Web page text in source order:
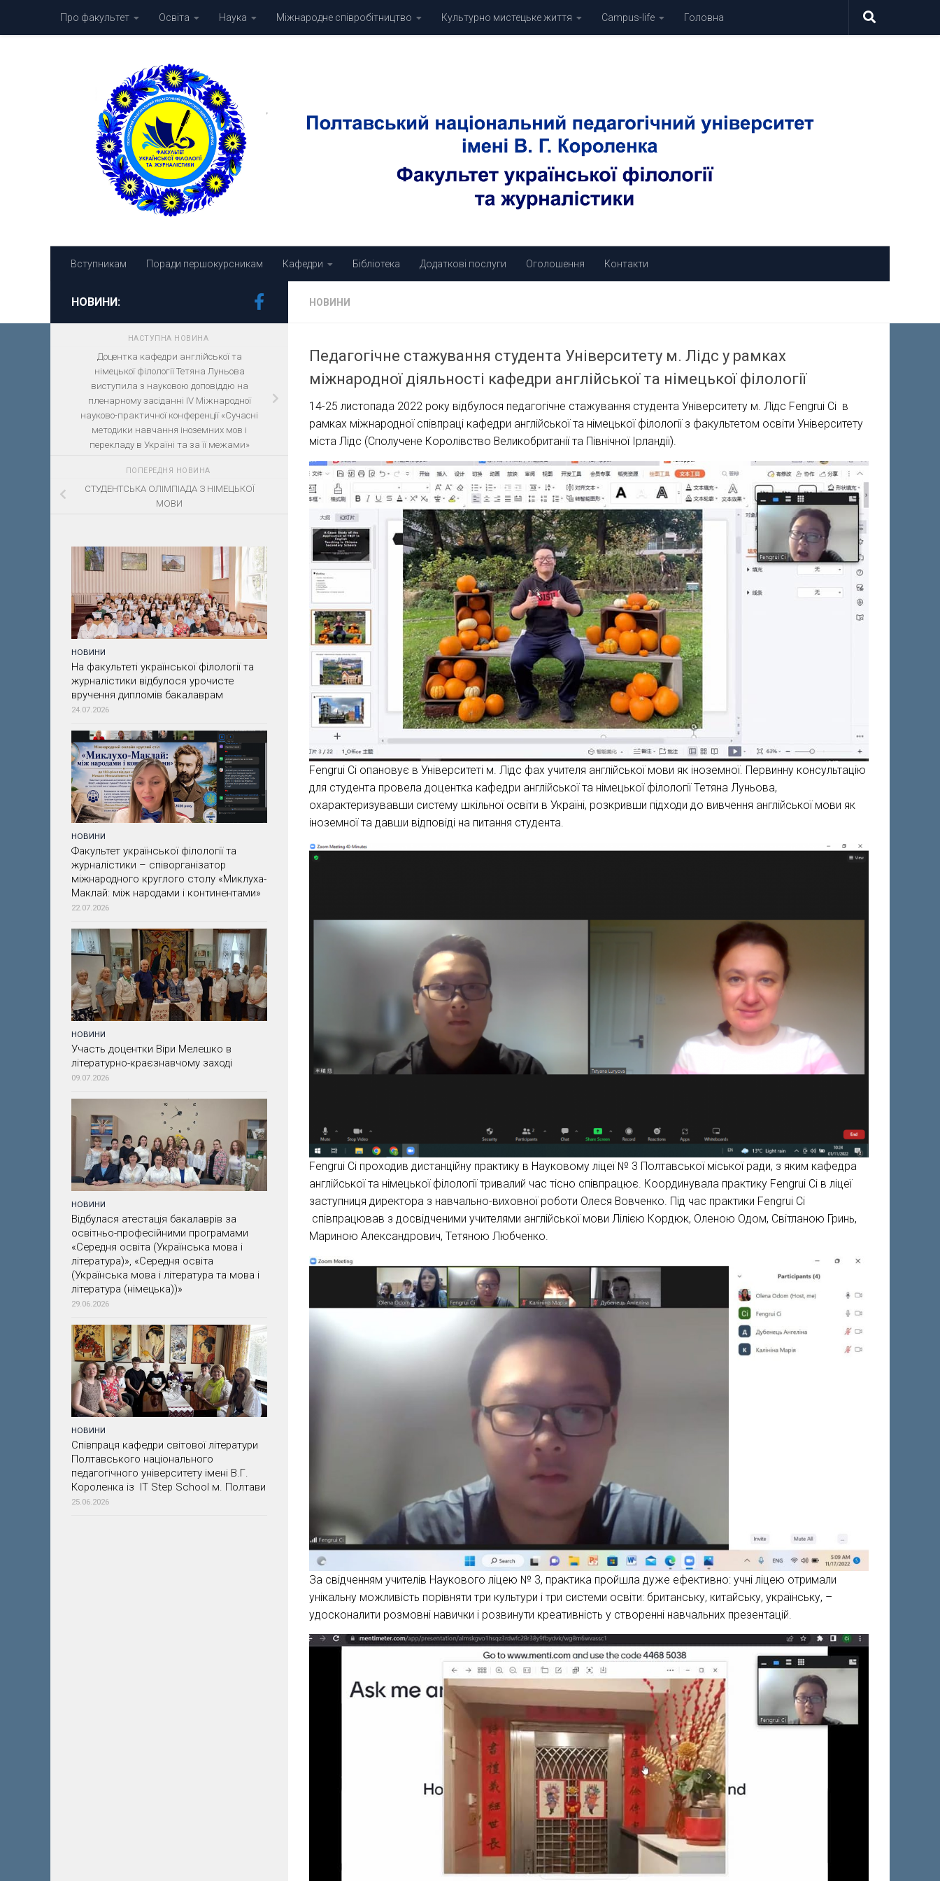
Skip to contentПро факультет Освіта Наука Міжнародне співробітництво Культурно мистецьке життя Campus-life Головна
Вступникам Поради першокурсникам Кафедри Бібліотека Додаткові послуги Оголошення Контакти
НОВИНИ
Педагогічне стажування студента Університету м. Лідс у рамках
міжнародної діяльності кафедри англійської та німецької філології
14-25 листопада 2022 року відбулося педагогічне стажування студента Університету м. Лідс Fengrui Ci в
рамках міжнародної співпраці кафедри англійської та німецької філології з факультетом освіти Університету
міста Лідс (Сполучене Королівство Великобританії та Північної Ірландії).
Fengrui Ci опановує в Університеті м. Лідс фах учителя англійської мови як іноземної. Первинну консультацію
для студента провела доцентка кафедри англійської та німецької філології Тетяна Луньова,
охарактеризувавши систему шкільної освіти в Україні, розкривши підходи до вивчення англійської мови як
іноземної та давши відповіді на питання студента.
Fengrui Ci проходив дистанційну практику в Науковому ліцеї № 3 Полтавської міської ради, з яким кафедра
англійської та німецької філології тривалий час тісно співпрацює. Координувала практику Fengrui Ci в ліцеї
заступниця директора з навчально-виховної роботи Олеся Вовченко. Під час практики Fengrui Ci
співпрацював з досвідченими учителями англійської мови Лілією Кордюк, Оленою Одом, Світланою Гринь,
Мариною Александрович, Тетяною Любченко.
За свідченням учителів Наукового ліцею № 3, практика пройшла дуже ефективно: учні ліцею отримали
унікальну можливість порівняти три культури і три системи освіти: британську, китайську, українську, –
удосконалити розмовні навички і розвинути креативність у створенні навчальних презентацій.
НОВИНИ:
НАСТУПНА НОВИНА
Доцентка кафедри англійської та
німецької філології Тетяна Луньова
виступила з науковою доповіддю на
пленарному засіданні ІV Міжнародної
науково-практичної конференції «Сучасні
методики навчання іноземних мов і
перекладу в Україні та за її межами»
ПОПЕРЕДНЯ НОВИНА
СТУДЕНТСЬКА ОЛІМПІАДА З НІМЕЦЬКОЇ
МОВИ
НОВИНИ
На факультеті української філології та
журналістики відбулося урочисте
вручення дипломів бакалаврам
24.07.2026
НОВИНИ
Факультет української філології та
журналістики – співорганізатор
міжнародного круглого столу «Миклуха-
Маклай: між народами і континентами»
22.07.2026
НОВИНИ
Участь доцентки Віри Мелешко в
літературно-краєзнавчому заході
09.07.2026
НОВИНИ
Відбулася атестація бакалаврів за
освітньо-професійними програмами
«Середня освіта (Українська мова і
література)», «Середня освіта
(Українська мова і література та мова і
література (німецька))»
29.06.2026
НОВИНИ
Співпраця кафедри світової літератури
Полтавського національного
педагогічного університету імені В.Г.
Короленка із IT Step School м. Полтави
25.06.2026